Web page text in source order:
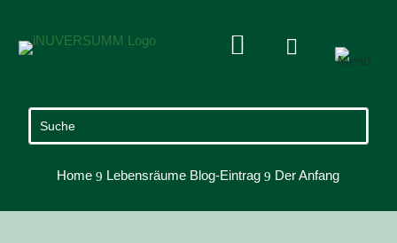
 
Home 9 Lebensräume Blog-Eintrag 9 Der Anfang